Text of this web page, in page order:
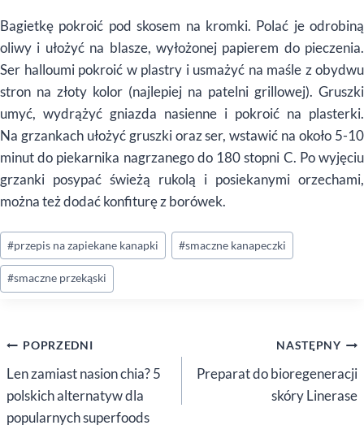
Bagietkę pokroić pod skosem na kromki. Polać je odrobiną
oliwy i ułożyć na blasze, wyłożonej papierem do pieczenia.
Ser halloumi pokroić w plastry i usmażyć na maśle z obydwu
stron na złoty kolor (najlepiej na patelni grillowej). Gruszki
umyć, wydrążyć gniazda nasienne i pokroić na plasterki.
Na grzankach ułożyć gruszki oraz ser, wstawić na około 5-10
minut do piekarnika nagrzanego do 180 stopni C. Po wyjęciu
grzanki posypać świeżą rukolą i posiekanymi orzechami,
można też dodać konfiturę z borówek.
Tagi
wpisu:
#przepis na zapiekane kanapki #smaczne kanapeczki
#smaczne przekąski
Nawigacja
wpisu
POPRZEDNI
Len zamiast nasion chia? 5
polskich alternatyw dla
popularnych superfoods
NASTĘPNY
Preparat do bioregeneracji
skóry Linerase